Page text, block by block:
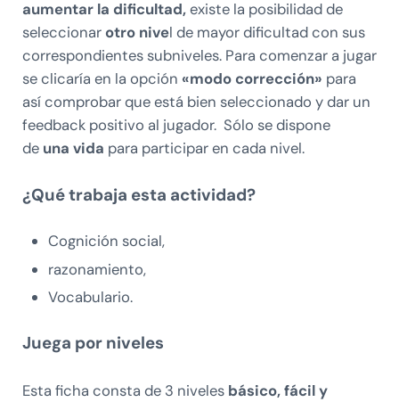
aumentar la dificultad,existe la posibilidad de
seleccionar otro nivel de mayor dificultad con sus
correspondientes subniveles. Para comenzar a jugar
se clicaría en la opción «modo corrección» para
así comprobar que está bien seleccionado y dar un
feedback positivo al jugador. Sólo se dispone
de una vida para participar en cada nivel.
¿Qué trabaja esta actividad?
Cognición social,
razonamiento,
Vocabulario.
Juega por niveles
Esta ficha consta de 3 niveles básico, fácil y